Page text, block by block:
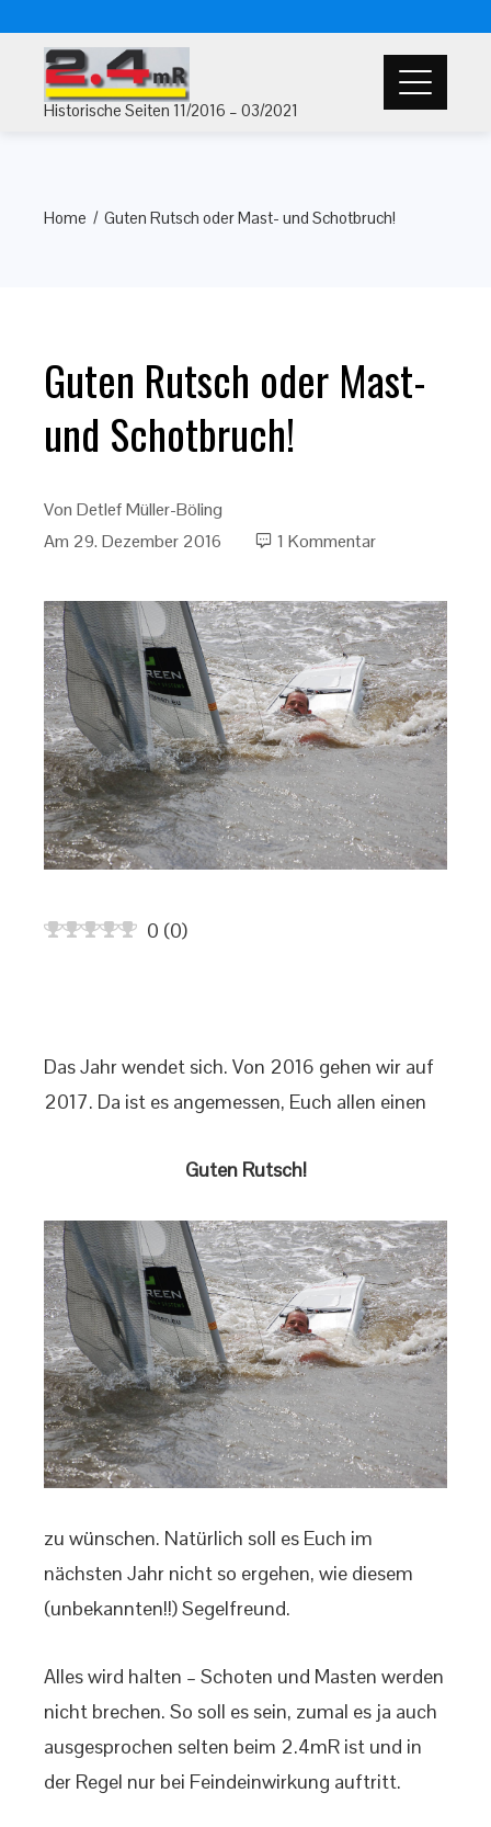
Historische Seiten 11/2016 – 03/2021
Home Guten Rutsch oder Mast- und Schotbruch!
Guten Rutsch oder Mast-
und Schotbruch!
Von Detlef Müller-Böling
Am 29. Dezember 2016 1 Kommentar
0 (0)
Das Jahr wendet sich. Von 2016 gehen wir auf
2017. Da ist es angemessen, Euch allen einen
Guten Rutsch!
zu wünschen. Natürlich soll es Euch im
nächsten Jahr nicht so ergehen, wie diesem
(unbekannten!!) Segelfreund.
Alles wird halten – Schoten und Masten werden
nicht brechen. So soll es sein, zumal es ja auch
ausgesprochen selten beim 2.4mR ist und in
der Regel nur bei Feindeinwirkung auftritt.